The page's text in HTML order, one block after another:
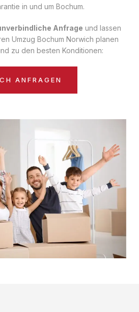
in und um Bochum.
Anfrage und lassen
Umzug Bochum Norwich planen
zu den besten Konditionen:
ANFRAGEN